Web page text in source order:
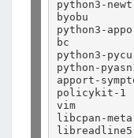
python3-newt
byobu
python3-
bc
python3-
python-
apport-
policykit-1
vim
libcpan-
libreadline5